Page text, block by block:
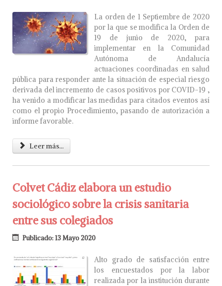
La orden de 1 Septiembre de 2020
por la que se modifica la Orden de
19 de junio de 2020, para
implementar en la Comunidad
Autónoma de Andalucía
actuaciones coordinadas en salud
pública para responder ante la situación de especial riesgo
derivada del incremento de casos positivos por COVID-19 ,
ha venido a modificar las medidas para citados eventos así
como el propio Procedimiento, pasando de autorización a
informe favorable.
Leer más...
Colvet Cádiz elabora un estudio
sociológico sobre la crisis sanitaria
entre sus colegiados
Publicado: 13 Mayo 2020
Alto grado de satisfacción entre
los encuestados por la labor
realizada por la institución durante